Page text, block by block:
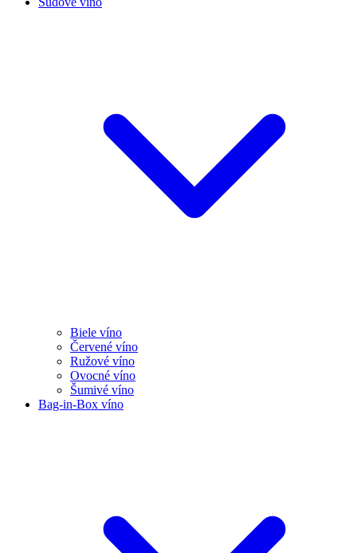
Biele víno
Červené víno
Ružové víno
Ovocné víno
Šumivé víno
Bag-in-Box víno